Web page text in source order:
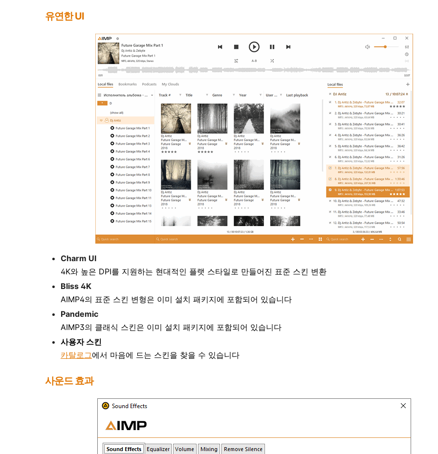
유연한 UI
Charm UI
4K와 높은 DPI를 지원하는 현대적인 플랫 스타일로 만들어진 표준 스킨 변환
Bliss 4K
AIMP4의 표준 스킨 변형은 이미 설치 패키지에 포함되어 있습니다
Pandemic
AIMP3의 클래식 스킨은 이미 설치 패키지에 포함되어 있습니다
사용자 스킨
카탈로그에서 마음에 드는 스킨을 찾을 수 있습니다
사운드 효과